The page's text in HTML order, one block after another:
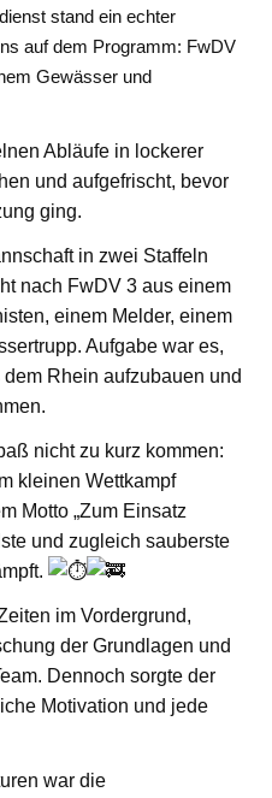
stand ein echter
auf dem Programm: FwDV
Gewässer und
Abläufe in lockerer
und aufgefrischt, bevor
ging.
in zwei Staffeln
nach FwDV 3 aus einem
einem Melder, einem
Aufgabe war es,
Rhein aufzubauen und
nicht zu kurz kommen:
kleinen Wettkampf
Motto „Zum Einsatz
und zugleich sauberste
im Vordergrund,
der Grundlagen und
Dennoch sorgte der
Motivation und jede
war die